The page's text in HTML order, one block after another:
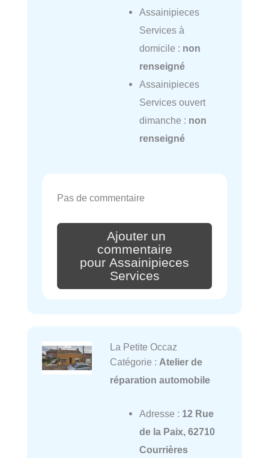
Assainipieces
Services à
domicile : non
renseigné
Assainipieces
Services ouvert
dimanche : non
renseigné
Pas de commentaire
Ajouter un
commentaire
pour Assainipieces
Services
La Petite Occaz
Catégorie : Atelier de
réparation automobile
Adresse : 12 Rue
de la Paix, 62710
Courrières